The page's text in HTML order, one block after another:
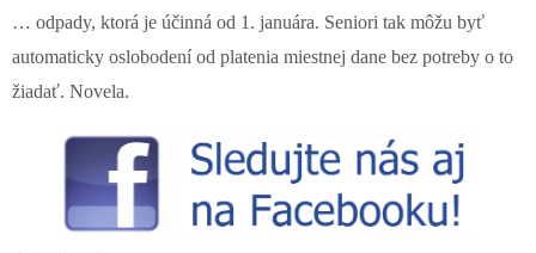
… odpady, ktorá je účinná od 1. januára. Seniori tak môžu byť
automaticky oslobodení od platenia miestnej dane bez potreby o to
žiadať. Novela.